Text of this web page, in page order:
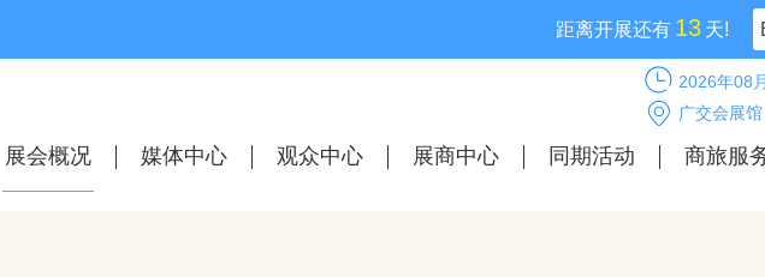
距离开展还有 13 天!
展会概况 媒体中心 观众中心 展商中心 同期活动 商旅服
2026年08
广交会展馆